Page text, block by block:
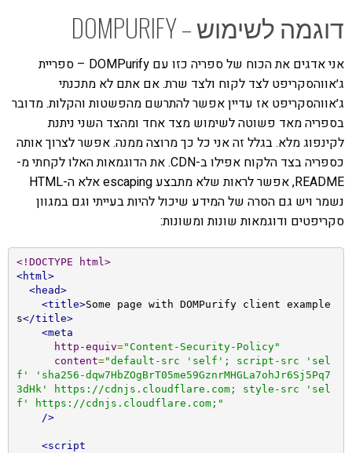
דוגמה לשימוש – DOMPURIFY
אני אדגים את הכוח של ספריה כזו עם DOMPurify – ספריית
ג׳אווהסקריפט לצד לקוח ולצד שרת. אם אתם לא מתכנתי
ג׳אווהסקריפט אז עדיין אפשר להתרשם מהפשטות והקלות. מדובר
בספריה מאד פשוטה לשימוש מצד אחד ומהצד השני ניתנת
לקינפוג מלא. בגלל זה אני כל כך מרוצה ממנה. אפשר לצרוך אותה
כספריה בצד הלקוח אפילו ב-CDN. את הדוגמאות האלו לקחתי מ-
README, אפשר לראות שלא מתבצע escaping אלא ה-HTML
נשמר ויש גם הסרה של המידע שיכול להיות בעייתי וגם במגוון
סקריפטים ודוגמאות שונות ומשונות:
<!DOCTYPE html>
<html>
<head>
<title>Some page with DOMPurify client example
s</title>
<meta
http-equiv="Content-Security-Policy"
content="default-src 'self'; script-src 'sel
f' 'sha256-dqw7HbZOgBrT05me59GznrMHGLa7ohJr6Sj5Pq7
3dHk' https://cdnjs.cloudflare.com; style-src 'sel
f' https://cdnjs.cloudflare.com;"
/>
<script